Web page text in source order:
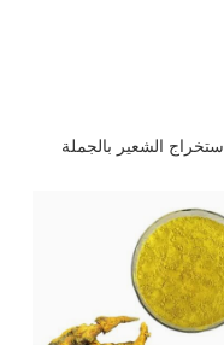
استخراج الشعير بالجملة